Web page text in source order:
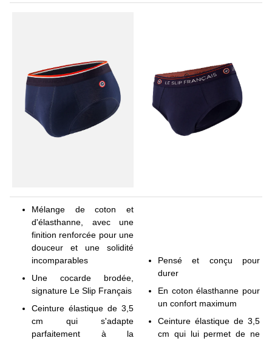
Mélange de coton et
d'élasthanne, avec une
finition renforcée pour une
douceur et une solidité
incomparables
Une cocarde brodée,
signature Le Slip Français
Ceinture élastique de 3,5
cm qui s'adapte
parfaitement à la
Pensé et conçu pour
durer
En coton élasthanne pour
un confort maximum
Ceinture élastique de 3,5
cm qui lui permet de ne